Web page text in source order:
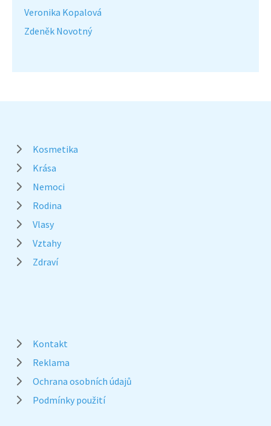
Veronika Kopalová
Zdeněk Novotný
Kosmetika
Krása
Nemoci
Rodina
Vlasy
Vztahy
Zdraví
Kontakt
Reklama
Ochrana osobních údajů
Podmínky použití